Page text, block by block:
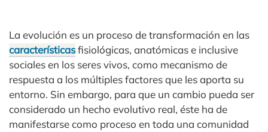
La evolución es un proceso de transformación en las
característicasfisiológicas, anatómicas e inclusive
sociales en los seres vivos, como mecanismo de
respuesta a los múltiples factores que les aporta su
entorno. Sin embargo, para que un cambio pueda ser
considerado un hecho evolutivo real, éste ha de
manifestarse como proceso en toda una comunidad